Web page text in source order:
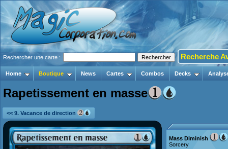
Rechercher une carte : Recherche
Home Boutique News Cartes Combos Decks
Rapetissement en masse
<< 9. Vacance de direction
Mass Diminish
Sorcery